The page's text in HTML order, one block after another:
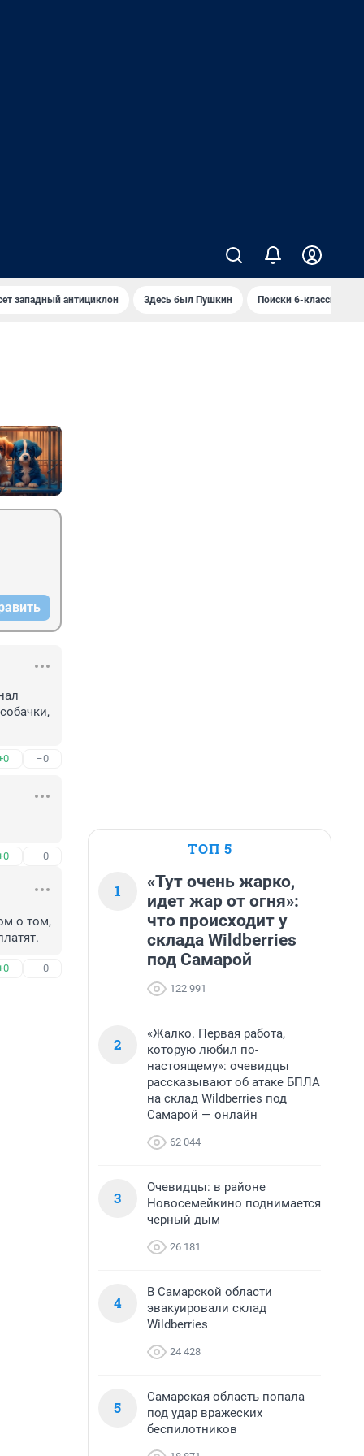
западный антициклон Здесь был Пушкин Поиски 6-классника
–0
–0
о том,
–0
ТОП 5
1
«Тут очень жарко,
идет жар от огня»:
что происходит у
склада Wildberries
под Самарой
122 991
2
«Жалко. Первая работа,
которую любил по-
настоящему»: очевидцы
рассказывают об атаке БПЛА
на склад Wildberries под
Самарой — онлайн
62 044
3
Очевидцы: в районе
Новосемейкино поднимается
черный дым
26 181
4
В Самарской области
эвакуировали склад
Wildberries
24 428
5
Самарская область попала
под удар вражеских
беспилотников